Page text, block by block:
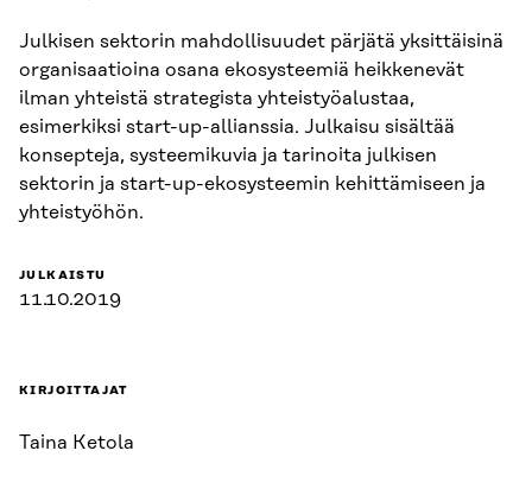
Julkisen sektorin mahdollisuudet pärjätä yksittäisinä
organisaatioina osana ekosysteemiä heikkenevät
ilman yhteistä strategista yhteistyöalustaa,
esimerkiksi start-up-allianssia. Julkaisu sisältää
konsepteja, systeemikuvia ja tarinoita julkisen
sektorin ja start-up-ekosysteemin kehittämiseen ja
yhteistyöhön.
JULKAISTU
11.10.2019
KIRJOITTAJAT
Taina Ketola